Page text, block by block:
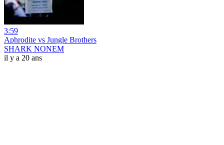
3:59
Aphrodite vs Jungle Brothers
SHARK NONEM
il y a 20 ans